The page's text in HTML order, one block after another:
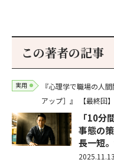
この著者の記事
実用
『心理学で職場の人
アップ］』
【最終回】
「10分
事態の
長一短
2025.11.13